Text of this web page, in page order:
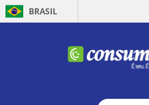
BRASIL